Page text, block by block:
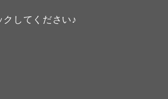
してください♪